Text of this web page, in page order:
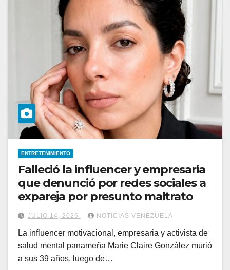
ENTRETENIMIENTO
Falleció la influencer y empresaria
que denunció por redes sociales a
expareja por presunto maltrato
JULIO 14, 2026 NOTICIAS VENEZUELA
La influencer motivacional, empresaria y activista de
salud mental panameña Marie Claire González murió
a sus 39 años, luego de…